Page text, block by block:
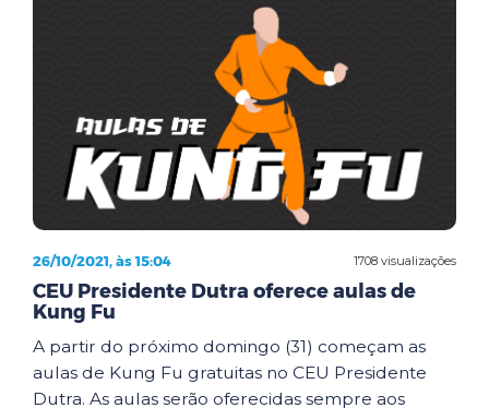
1708 visualizações
26/10/2021, às 15:04
CEU Presidente Dutra oferece aulas de
Kung Fu
A partir do próximo domingo (31) começam as
aulas de Kung Fu gratuitas no CEU Presidente
Dutra. As aulas serão oferecidas sempre aos